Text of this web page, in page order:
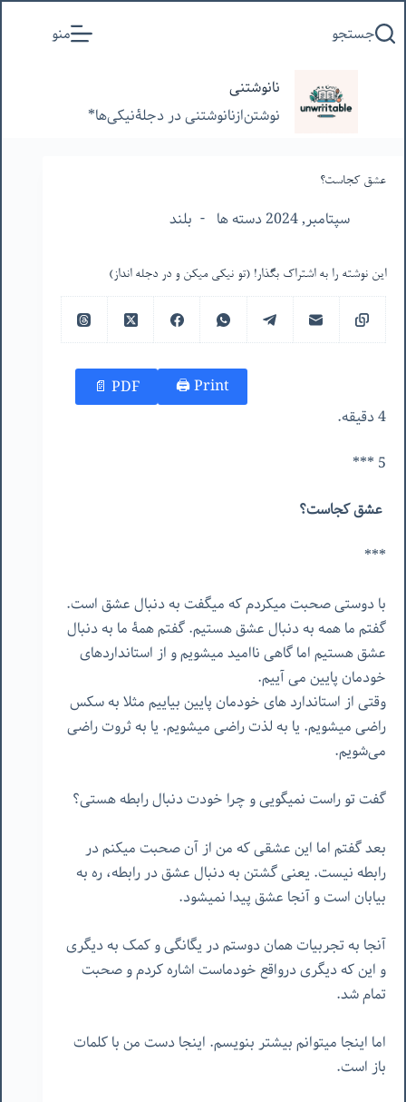
به
جستجو منو
نانوشتنی
نوشتن‌از‌نانوشتنی‌ در‌ دجلۀنیکی‌ها*
عشق کجاست؟
سپتامبر, 2024 دسته ها بلند
این نوشته را به اشتراک بگذار! (تو نیکی میکن و در دجله انداز)
Print 🖨
PDF 📄
4 دقیقه.
5 ***
عشق کجاست؟
***
با دوستی صحبت میکردم که میگفت به دنبال عشق است.
گفتم ما همه به دنبال عشق هستیم. گفتم همۀ ما به دنبال
عشق هستیم اما گاهی ناامید میشویم و از استانداردهای
خودمان پایین می آییم.
وقتی از استاندارد های خودمان پایین بیاییم مثلا به سکس
راضی میشویم. یا به لذت راضی میشویم. یا به ثروت راضی
می‌شویم.
گفت تو راست نمیگویی و چرا خودت دنبال رابطه هستی؟
بعد گفتم اما این عشقی که من از آن صحبت میکنم در
رابطه نیست. یعنی گشتن به دنبال عشق در رابطه، ره به
بیابان است و آنجا عشق پیدا نمیشود.
آنجا به تجربیات همان دوستم در یگانگی و کمک به دیگری
و این که دیگری درواقع خودماست اشاره کردم و صحبت
تمام شد.
اما اینجا میتوانم بیشتر بنویسم. اینجا دست من با کلمات
باز است.